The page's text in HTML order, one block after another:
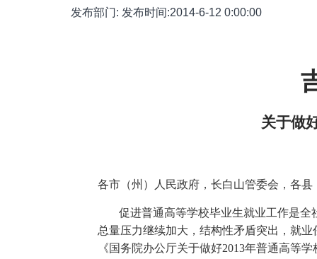
发布部门: 发布时间:2014-6-12 0:00:00
关于做
各市（州）人民政府，长白山管委会，各
促进普通高等学校毕业生就业工作是
总量压力继续加大，结构性矛盾突出，就
《国务院办公厅关于做好2013年普通高等